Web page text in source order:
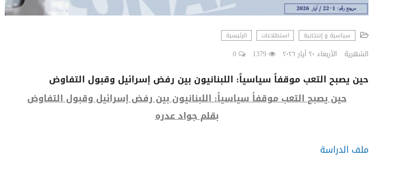
سياسية و إنتخابية استطلاعات الرئيسية
الشهرية الأربعاء ٢٠ أيار ٢٠٢٦ 1379
0
حين يصبح التعب موقفاً سياسياً: اللبنانيون بين رفض إسرائيل وقبول التفاوض
حين يصبح التعب موقفاً سياسياً: اللبنانيون بين رفض إسرائيل وقبول التفاوض
بقلم جواد عدره
ملف الدراسة